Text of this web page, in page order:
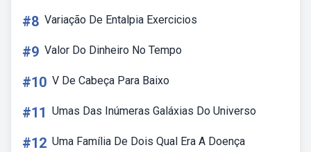
#8 Variação De Entalpia Exercicios
#9 Valor Do Dinheiro No Tempo
#10 V De Cabeça Para Baixo
#11 Umas Das Inúmeras Galáxias Do Universo
#12 Uma Família De Dois Qual Era A Doença